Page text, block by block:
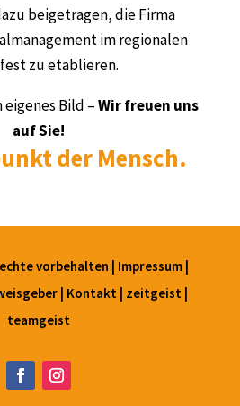
beigetragen, die Firma
im regionalen
zu etablieren.
eigenes Bild –Wir freuen uns
auf Sie!
der Mensch.
vorbehalten | Impressum |
| Kontakt | zeitgeist |
teamgeist